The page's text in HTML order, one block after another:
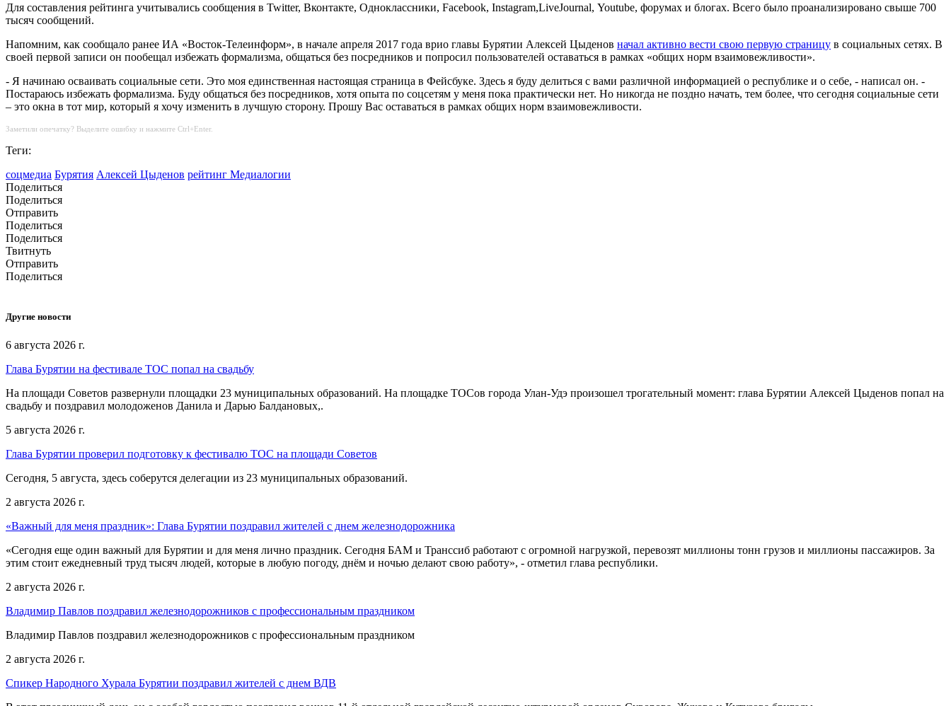
Для составления рейтинга учитывались сообщения в Twitter, Вконтакте, Одноклассники, Facebook, Instagram,LiveJournal, Youtube, форумах и блогах. Всего было проанализировано свыше 700
тысяч сообщений.
Напомним, как сообщало ранее ИА «Восток-Телеинформ», в начале апреля 2017 года врио главы Бурятии Алексей Цыденов начал активно вести свою первую страницу в социальных сетях. В
своей первой записи он пообещал избежать формализма, общаться без посредников и попросил пользователей оставаться в рамках «общих норм взаимовежливости».
- Я начинаю осваивать социальные сети. Это моя единственная настоящая страница в Фейсбуке. Здесь я буду делиться с вами различной информацией о республике и о себе, - написал он. -
Постараюсь избежать формализма. Буду общаться без посредников, хотя опыта по соцсетям у меня пока практически нет. Но никогда не поздно начать, тем более, что сегодня социальные сети
– это окна в тот мир, который я хочу изменить в лучшую сторону. Прошу Вас оставаться в рамках общих норм взаимовежливости.
Заметили опечатку? Выделите ошибку и нажмите Ctrl+Enter.
Теги:
соцмедиа Бурятия Алексей Цыденов рейтинг Медиалогии
Поделиться
Поделиться
Отправить
Поделиться
Поделиться
Твитнуть
Отправить
Поделиться
Другие новости
6 августа 2026 г.
Глава Бурятии на фестивале ТОС попал на свадьбу
На площади Советов развернули площадки 23 муниципальных образований. На площадке ТОСов города Улан-Удэ произошел трогательный момент: глава Бурятии Алексей Цыденов попал на
свадьбу и поздравил молодоженов Данила и Дарью Балдановых,.
5 августа 2026 г.
Глава Бурятии проверил подготовку к фестивалю ТОС на площади Советов
Сегодня, 5 августа, здесь соберутся делегации из 23 муниципальных образований.
2 августа 2026 г.
«Важный для меня праздник»: Глава Бурятии поздравил жителей с днем железнодорожника
«Сегодня еще один важный для Бурятии и для меня лично праздник. Сегодня БАМ и Транссиб работают с огромной нагрузкой, перевозят миллионы тонн грузов и миллионы пассажиров. За
этим стоит ежедневный труд тысяч людей, которые в любую погоду, днём и ночью делают свою работу», - отметил глава республики.
2 августа 2026 г.
Владимир Павлов поздравил железнодорожников с профессиональным праздником
Владимир Павлов поздравил железнодорожников с профессиональным праздником
2 августа 2026 г.
Спикер Народного Хурала Бурятии поздравил жителей с днем ВДВ